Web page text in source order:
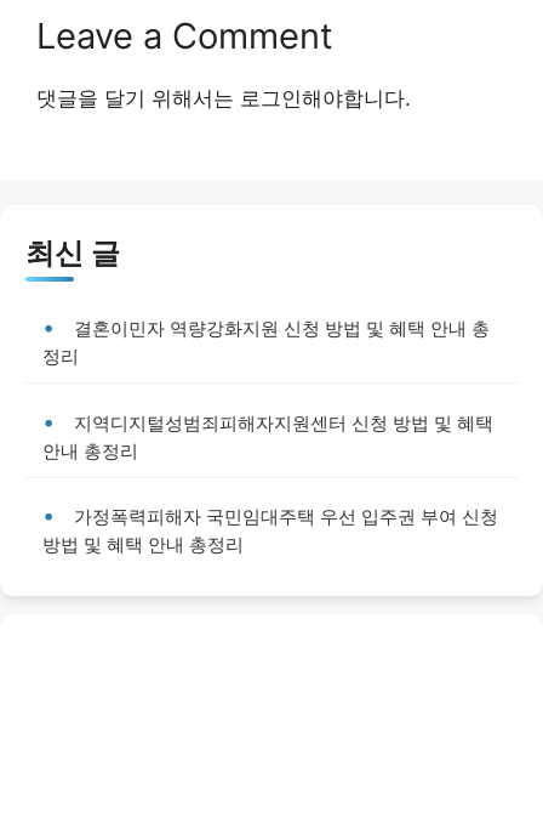
Leave a Comment
댓글을 달기 위해서는 로그인해야합니다.
최신 글
결혼이민자 역량강화지원 신청 방법 및 혜택 안내 총
정리
지역디지털성범죄피해자지원센터 신청 방법 및 혜택
안내 총정리
가정폭력피해자 국민임대주택 우선 입주권 부여 신청
방법 및 혜택 안내 총정리